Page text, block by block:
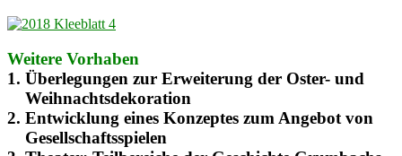
Weitere Vorhaben
1. Überlegungen zur Erweiterung der Oster- und
Weihnachtsdekoration
2. Entwicklung eines Konzeptes zum Angebot von
Gesellschaftsspielen